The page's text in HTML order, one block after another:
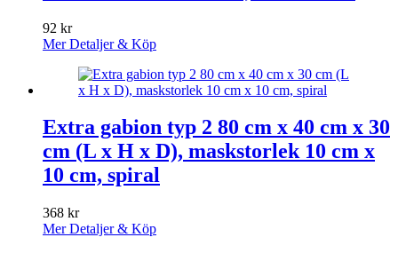
92 kr
Mer Detaljer & Köp
Extra gabion typ 2 80 cm x 40 cm x 30
cm (L x H x D), maskstorlek 10 cm x
10 cm, spiral
368 kr
Mer Detaljer & Köp